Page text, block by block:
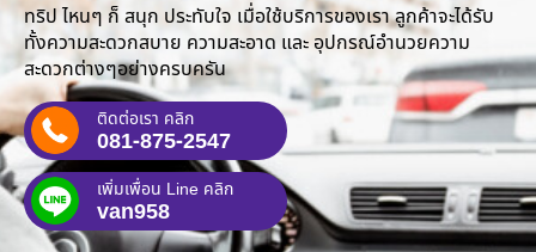
ทริป ไหนๆ ก็ สนุก ประทับใจ เมื่อใช้บริการของเรา ลูกค้าจะได้รับ
ทั้งความสะดวกสบาย ความสะอาด และ อุปกรณ์อำนวยความ
สะดวกต่างๆอย่างครบครัน
ติดต่อเรา คลิก
081-875-2547
เพิ่มเพื่อน Line คลิก
van958